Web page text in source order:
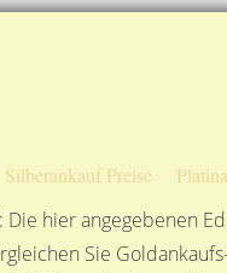
Silberankauf Preise
hier angegebenen
Sie